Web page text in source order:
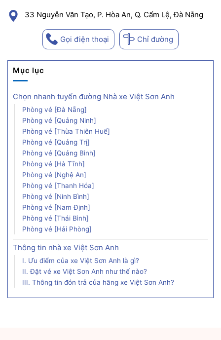
33 Nguyễn Văn Tạo, P. Hòa An, Q. Cẩm Lệ, Đà Nẵng
Gọi điện thoại Chỉ đường
Mục lục
Chọn nhanh tuyến đường Nhà xe Việt Sơn Anh
Phòng vé [Đà Nẵng]
Phòng vé [Quảng Ninh]
Phòng vé [Thừa Thiên Huế]
Phòng vé [Quảng Trị]
Phòng vé [Quảng Bình]
Phòng vé [Hà Tĩnh]
Phòng vé [Nghệ An]
Phòng vé [Thanh Hóa]
Phòng vé [Ninh Bình]
Phòng vé [Nam Định]
Phòng vé [Thái Bình]
Phòng vé [Hải Phòng]
Thông tin nhà xe Việt Sơn Anh
I. Ưu điểm của xe Việt Sơn Anh là gì?
II. Đặt vé xe Việt Sơn Anh như thế nào?
III. Thông tin đón trả của hãng xe Việt Sơn Anh?